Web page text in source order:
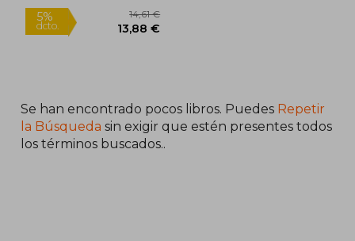
Se han encontrado pocos libros. Puedes Repetir
la Búsqueda sin exigir que estén presentes todos
los términos buscados..